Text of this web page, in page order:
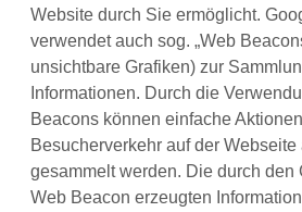
Website durch Sie ermöglicht.
verwendet auch sog. „Web
unsichtbare Grafiken) zur
Informationen. Durch die
Beacons können einfache
Besucherverkehr auf der
gesammelt werden. Die durch den
Web Beacon erzeugten